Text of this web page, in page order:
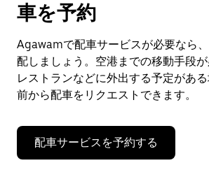
カ
ン
ダ
ー
を
閉
ま
す。
車を予約
Agawamで配車サービスが必要なら
配しましょう。空港までの移動手段が
レストランなどに外出する予定があ
前から配車をリクエストできます。
配車サービスを予約する